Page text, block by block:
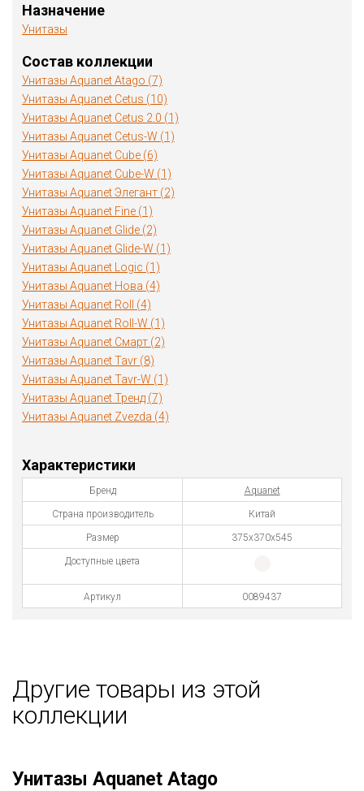
Назначение
Унитазы
Состав коллекции
Унитазы Aquanet Atago (7)
Унитазы Aquanet Cetus (10)
Унитазы Aquanet Cetus 2.0 (1)
Унитазы Aquanet Cetus-W (1)
Унитазы Aquanet Cube (6)
Унитазы Aquanet Cube-W (1)
Унитазы Aquanet Элегант (2)
Унитазы Aquanet Fine (1)
Унитазы Aquanet Glide (2)
Унитазы Aquanet Glide-W (1)
Унитазы Aquanet Logic (1)
Унитазы Aquanet Нова (4)
Унитазы Aquanet Roll (4)
Унитазы Aquanet Roll-W (1)
Унитазы Aquanet Смарт (2)
Унитазы Aquanet Tavr (8)
Унитазы Aquanet Tavr-W (1)
Унитазы Aquanet Тренд (7)
Унитазы Aquanet Zvezda (4)
Характеристики
Бренд Aquanet
Страна производитель Китай
Размер 375х370х545
Доступные цвета
Артикул 0089437
Другие товары из этой
коллекции
Унитазы Aquanet Atago